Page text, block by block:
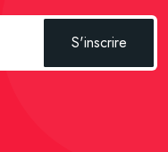
S'inscrire